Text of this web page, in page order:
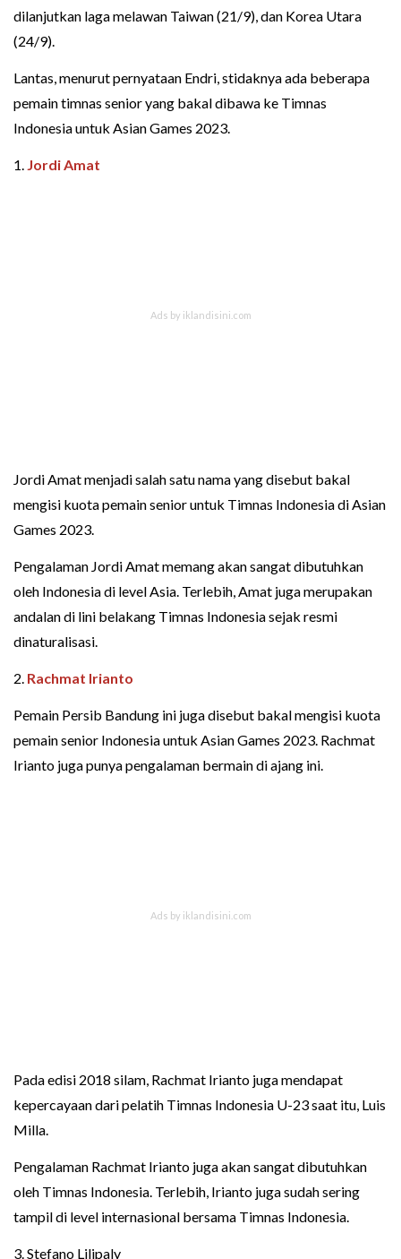
dilanjutkan laga melawan Taiwan (21/9), dan Korea Utara
(24/9).
Lantas, menurut pernyataan Endri, stidaknya ada beberapa
pemain timnas senior yang bakal dibawa ke Timnas
Indonesia untuk Asian Games 2023.
1. Jordi Amat
Jordi Amat menjadi salah satu nama yang disebut bakal
mengisi kuota pemain senior untuk Timnas Indonesia di Asian
Games 2023.
Pengalaman Jordi Amat memang akan sangat dibutuhkan
oleh Indonesia di level Asia. Terlebih, Amat juga merupakan
andalan di lini belakang Timnas Indonesia sejak resmi
dinaturalisasi.
2. Rachmat Irianto
Pemain Persib Bandung ini juga disebut bakal mengisi kuota
pemain senior Indonesia untuk Asian Games 2023. Rachmat
Irianto juga punya pengalaman bermain di ajang ini.
Pada edisi 2018 silam, Rachmat Irianto juga mendapat
kepercayaan dari pelatih Timnas Indonesia U-23 saat itu, Luis
Milla.
Pengalaman Rachmat Irianto juga akan sangat dibutuhkan
oleh Timnas Indonesia. Terlebih, Irianto juga sudah sering
tampil di level internasional bersama Timnas Indonesia.
3. Stefano Lilipaly